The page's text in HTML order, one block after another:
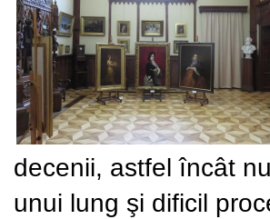
decenii, astfel încât
unui lung şi dificil